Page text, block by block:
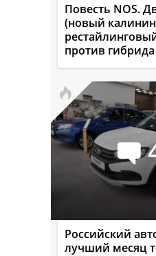
Повесть NOS.
(новый
против
Российский
лучший месяц